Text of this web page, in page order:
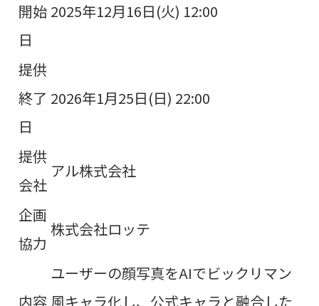
開始
日
2025年12月16日(火) 12:00
提供
終了
日
2026年1月25日(日) 22:00
提供
会社
アル株式会社
企画
協力
株式会社ロッテ
内容
ユーザーの顔写真をAIでビックリマン
風キャラ化し、公式キャラと融合した